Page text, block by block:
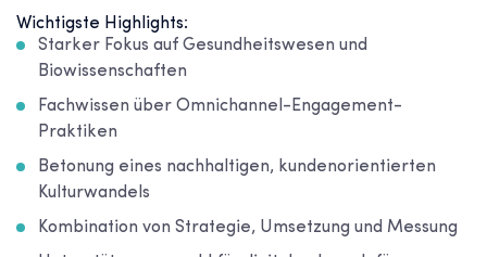
Wichtigste Highlights:
Starker Fokus auf Gesundheitswesen und
Biowissenschaften
Fachwissen über Omnichannel-Engagement-
Praktiken
Betonung eines nachhaltigen, kundenorientierten
Kulturwandels
Kombination von Strategie, Umsetzung und Messung